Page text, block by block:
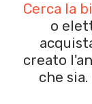
Cerca la
o
creato
che sia.